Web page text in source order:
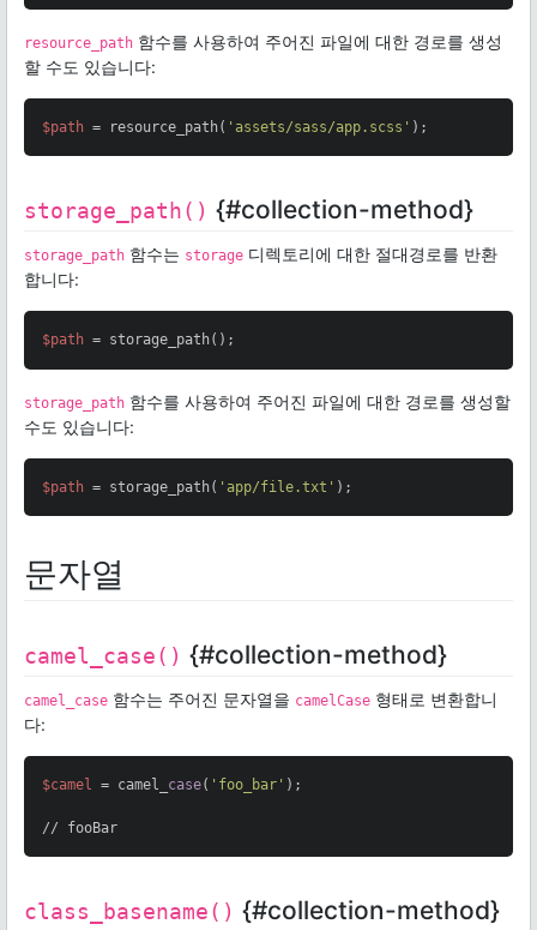
resource_path 함수를 사용하여 주어진 파일에 대한 경로를 생성
할 수도 있습니다:
$path = resource_path( 'assets/sass/app.scss' );
storage_path() {#collection-method}
storage_path 함수는 storage 디렉토리에 대한 절대경로를 반환
합니다:
$path = storage_path();
storage_path 함수를 사용하여 주어진 파일에 대한 경로를 생성할
수도 있습니다:
$path = storage_path( 'app/file.txt' );
문자열
camel_case() {#collection-method}
camel_case 함수는 주어진 문자열을 camelCase 형태로 변환합니
다:
$camel = camel_ case( 'foo_bar' );
// fooBar
class_basename() {#collection-method}